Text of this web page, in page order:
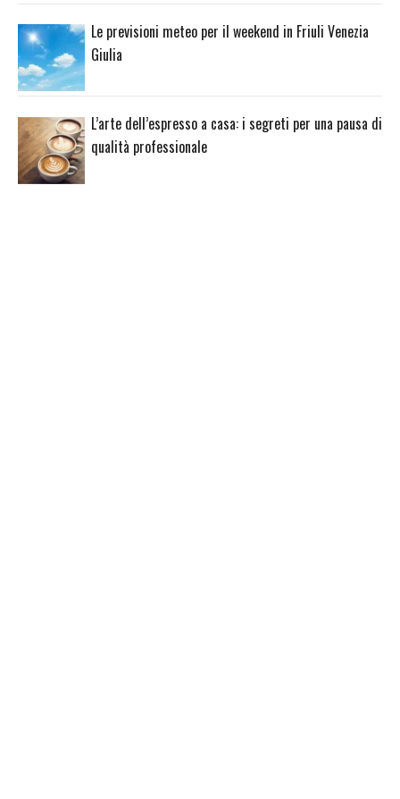
Le previsioni meteo per il weekend in Friuli Venezia
Giulia
L’arte dell’espresso a casa: i segreti per una pausa di
qualità professionale